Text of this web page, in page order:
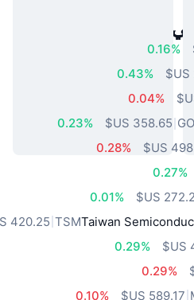
الشائعة
0.16%
0.43%
0.04%
0.23%
0.28%
0.27%
0.01%
Taiwan
TSM
0.29%
0.29%
0.10%